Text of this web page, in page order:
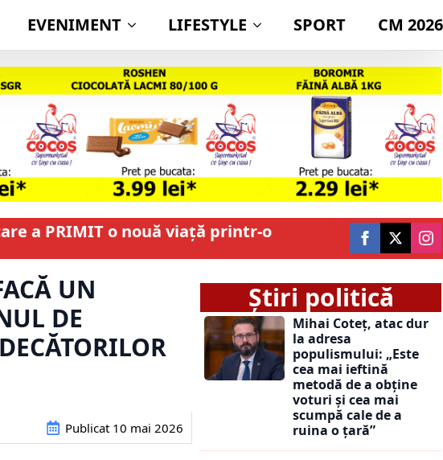
EVENIMENT LIFESTYLE SPORT CM 2026
a PRIMIT o nouă viață printr-o
UN
DE
Publicat 10 mai 2026
Știri politică
Mihai Coteț, atac dur
la adresa
populismului: „Este
cea mai ieftină
metodă de a obține
voturi și cea mai
scumpă cale de a
ruina o țară”